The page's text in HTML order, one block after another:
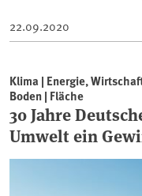
22.09.2020
Klima | Energie,
Boden | Fläche
30 Jahre
Umwelt ein